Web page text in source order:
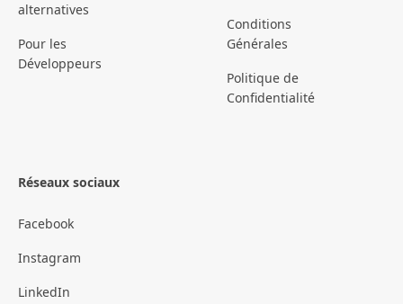
alternatives
Pour les
Développeurs
Conditions
Générales
Politique de
Confidentialité
Réseaux sociaux
Facebook
Instagram
LinkedIn